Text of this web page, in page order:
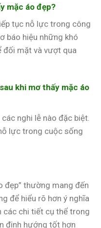
mặc áo đẹp?
tục nỗ lực trong công
báo hiệu những khó
đối mặt và vượt qua
khi mơ thấy mặc áo
nghi lễ nào đặc biệt.
lực trong cuộc sống
đẹp” thường mang đến
để hiểu rõ hơn ý nghĩa
các chi tiết cụ thể trong
định hướng tốt hơn